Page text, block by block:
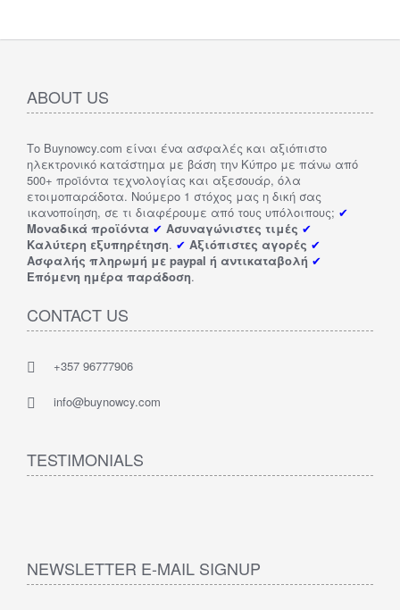
ABOUT US
Το Buynowcy.com είναι ένα ασφαλές και αξιόπιστο
ηλεκτρονικό κατάστημα με βάση την Κύπρο με πάνω από
500+ προϊόντα τεχνολογίας και αξεσουάρ, όλα
ετοιμοπαράδοτα. Νούμερο 1 στόχος μας η δική σας
ικανοποίηση, σε τι διαφέρουμε από τους υπόλοιπους; ✔
Μοναδικά προϊόντα ✔ Ασυναγώνιστες τιμές ✔
Καλύτερη εξυπηρέτηση. ✔ Αξιόπιστες αγορές ✔
Ασφαλής πληρωμή με paypal ή αντικαταβολή ✔
Επόμενη ημέρα παράδοση.
CONTACT US
+357 96777906
info@buynowcy.com
TESTIMONIALS
NEWSLETTER E-MAIL SIGNUP